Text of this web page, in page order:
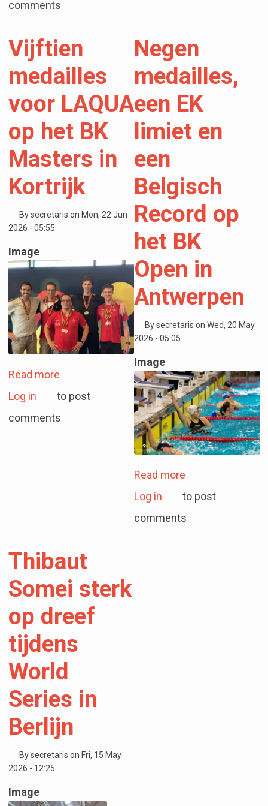
comments
Vijftien
medailles
voor LAQUA
op het BK
Masters in
Kortrijk
By secretaris on Mon, 22 Jun
2026 - 05:55
Image
Read moreabout Vijftien medailles voor LAQUA op het
Log in
to post
comments
Negen
medailles,
een EK
limiet en
een
Belgisch
Record op
het BK
Open in
Antwerpen
Bysecretaris on Wed, 20 May
2026 - 05:05
Image
Read more
Log in
to post
comments
Thibaut
Somei sterk
op dreef
tijdens
World
Series in
Berlijn
By secretaris on Fri, 15 May
2026 - 12:25
Image